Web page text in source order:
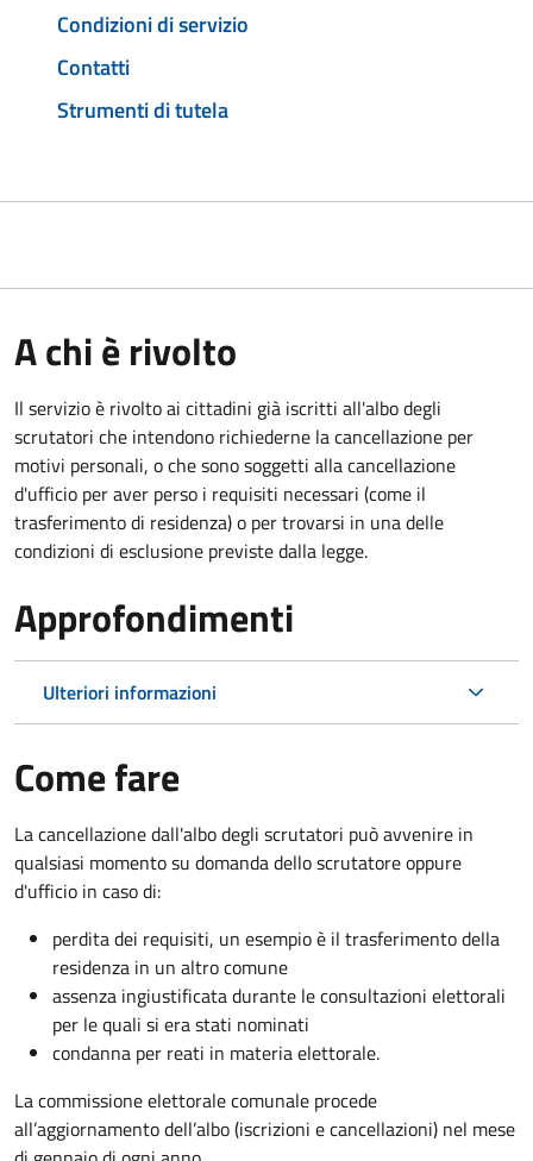
Condizioni di servizio
Contatti
Strumenti di tutela
A chi è rivolto
Il servizio è rivolto ai cittadini già iscritti all'albo degli
scrutatori che intendono richiederne la cancellazione per
motivi personali, o che sono soggetti alla cancellazione
d'ufficio per aver perso i requisiti necessari (come il
trasferimento di residenza) o per trovarsi in una delle
condizioni di esclusione previste dalla legge.
Approfondimenti
Ulteriori informazioni
Come fare
La cancellazione dall'albo degli scrutatori può avvenire in
qualsiasi momento su domanda dello scrutatore oppure
d'ufficio in caso di:
perdita dei requisiti, un esempio è il trasferimento della
residenza in un altro comune
assenza ingiustificata durante le consultazioni elettorali
per le quali si era stati nominati
condanna per reati in materia elettorale.
La commissione elettorale comunale procede
all’aggiornamento dell’albo (iscrizioni e cancellazioni) nel mese